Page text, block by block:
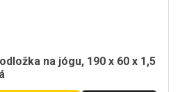
na jógu, 190 x 60 x 1,5